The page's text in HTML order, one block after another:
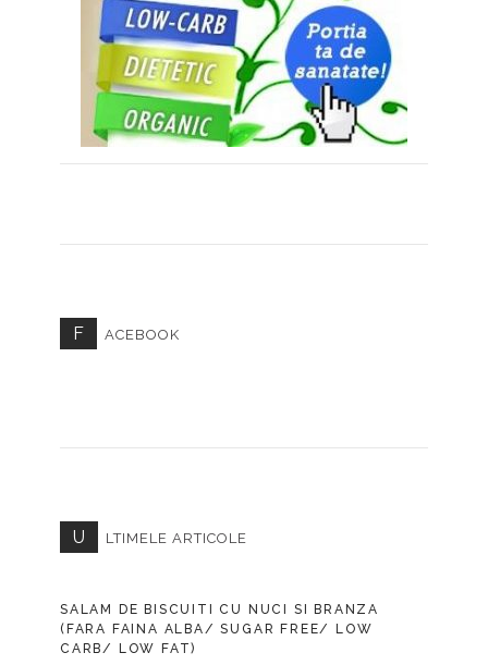
F ACEBOOK
U LTIMELE ARTICOLE
SALAM DE BISCUITI CU NUCI SI BRANZA
(FARA FAINA ALBA/ SUGAR FREE/ LOW
CARB/ LOW FAT)